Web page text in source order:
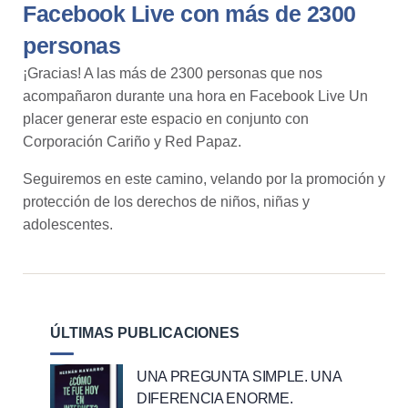
Facebook Live con más de 2300
personas
¡Gracias! A las más de 2300 personas que nos
acompañaron durante una hora en Facebook Live Un
placer generar este espacio en conjunto con
Corporación Cariño y Red Papaz.
Seguiremos en este camino, velando por la promoción y
protección de los derechos de niños, niñas y
adolescentes.
ÚLTIMAS PUBLICACIONES
UNA PREGUNTA SIMPLE. UNA
DIFERENCIA ENORME.